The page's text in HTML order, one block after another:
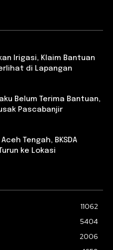
Irigasi, Klaim Bantuan
di Lapangan
Belum Terima Bantuan,
Pascabanjir
Tengah, BKSDA
ke Lokasi
11062
5404
2006